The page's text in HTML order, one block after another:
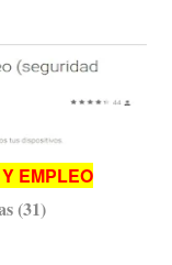
EMPLEO